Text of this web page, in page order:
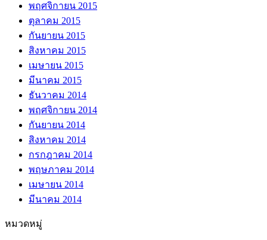
พฤศจิกายน 2015
ตุลาคม 2015
กันยายน 2015
สิงหาคม 2015
เมษายน 2015
มีนาคม 2015
ธันวาคม 2014
พฤศจิกายน 2014
กันยายน 2014
สิงหาคม 2014
กรกฎาคม 2014
พฤษภาคม 2014
เมษายน 2014
มีนาคม 2014
หมวดหมู่